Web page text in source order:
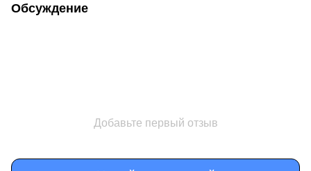
Обсуждение
Добавьте первый отзыв